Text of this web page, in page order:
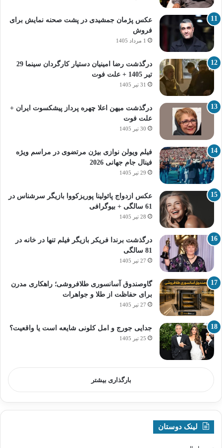
عکس پژمان جمشیدی در پشت صحنه نمایش برای
فروش
1 مرداد 1405
درگذشت رضا امینیان دستیار کارگردان سینما 29
تیر 1405 + علت فوت
31 تیر 1405
درگذشت میهن اعلا چهره پرداز پیشکسوت ایران +
علت فوت
30 تیر 1405
فیلم ویولن نوازی بیژن مرتضوی در مراسم ویژه
فینال جام جهانی 2026
29 تیر 1405
عکس ازدواج پائولینا پوریزکووا بازیگر سرشناس در
61 سالگی + بیوگرافی
28 تیر 1405
درگذشت برندا فریکر بازیگر فیلم تنها در خانه در
81 سالگی
27 تیر 1405
گاوصندوق آسانسوری طلافروشی؛ راهکاری مدرن
برای حفاظت از طلا و جواهرات
27 تیر 1405
جدایی جورج و امل کلونی شایعه است یا واقعیت؟
25 تیر 1405
بارگذاری بیشتر
لینک دوستان